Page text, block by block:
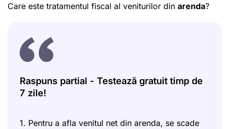
Care este tratamentul fiscal al veniturilor din arenda?
Raspuns partial - Testează gratuit timp de
7 zile!
1. Pentru a afla venitul net din arenda, se scade